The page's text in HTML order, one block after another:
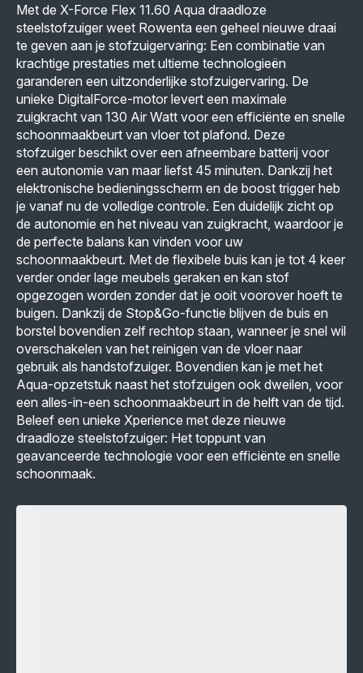
Met de X-Force Flex 11.60 Aqua draadloze
steelstofzuiger weet Rowenta een geheel nieuwe draai
te geven aan je stofzuigervaring: Een combinatie van
krachtige prestaties met ultieme technologieën
garanderen een uitzonderlijke stofzuigervaring. De
unieke DigitalForce-motor levert een maximale
zuigkracht van 130 Air Watt voor een efficiënte en snelle
schoonmaakbeurt van vloer tot plafond. Deze
stofzuiger beschikt over een afneembare batterij voor
een autonomie van maar liefst 45 minuten. Dankzij het
elektronische bedieningsscherm en de boost trigger heb
je vanaf nu de volledige controle. Een duidelijk zicht op
de autonomie en het niveau van zuigkracht, waardoor je
de perfecte balans kan vinden voor uw
schoonmaakbeurt. Met de flexibele buis kan je tot 4 keer
verder onder lage meubels geraken en kan stof
opgezogen worden zonder dat je ooit voorover hoeft te
buigen. Dankzij de Stop&Go-functie blijven de buis en
borstel bovendien zelf rechtop staan, wanneer je snel wil
overschakelen van het reinigen van de vloer naar
gebruik als handstofzuiger. Bovendien kan je met het
Aqua-opzetstuk naast het stofzuigen ook dweilen, voor
een alles-in-een schoonmaakbeurt in de helft van de tijd.
Beleef een unieke Xperience met deze nieuwe
draadloze steelstofzuiger: Het toppunt van
geavanceerde technologie voor een efficiënte en snelle
schoonmaak.